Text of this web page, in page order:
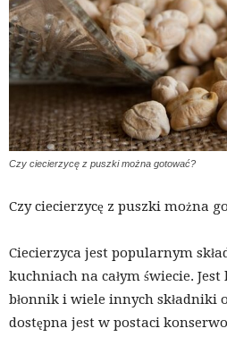
Czy ciecierzycę z puszki można gotować?
Czy ciecierzycę z puszki można
Ciecierzyca jest popularnym
kuchniach na całym świecie.
błonnik i wiele innych składniki
dostępna jest w postaci